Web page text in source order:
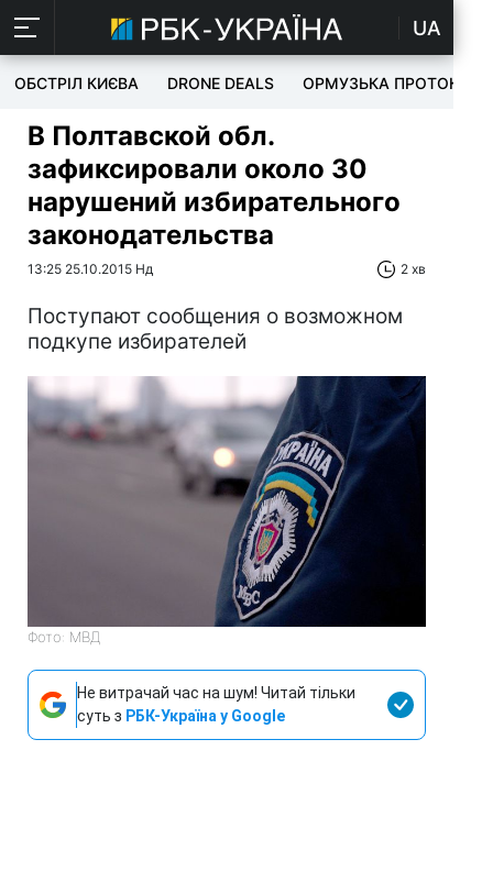
UA
ОБСТРІЛ КИЄВА DRONE DEALS ОРМУЗЬКА ПРОТОКА
В Полтавской обл.
зафиксировали около 30
нарушений избирательного
законодательства
13:25 25.10.2015 Нд 2 хв
Поступают сообщения о возможном
подкупе избирателей
Фото: МВД
Не витрачай час на шум! Читай тільки
суть з РБК-Україна у Google